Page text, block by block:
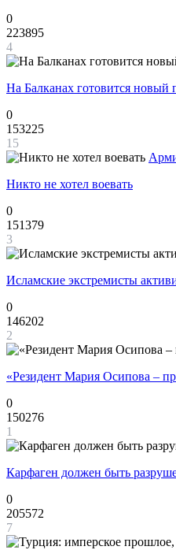
0
223895
4
На Балканах готовится новый
0
153225
15
Никто не хотел воевать
0
151379
3
Исламские экстремисты
0
146202
2
«Резидент Мария Осипова –
0
150276
1
Карфаген должен быть
0
205572
7